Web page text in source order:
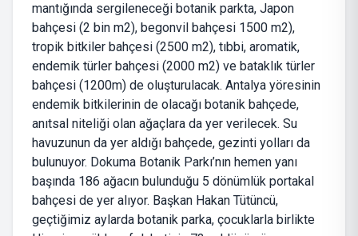
mantığında sergileneceği botanik parkta, Japon
bahçesi (2 bin m2), begonvil bahçesi 1500 m2),
tropik bitkiler bahçesi (2500 m2), tıbbi, aromatik,
endemik türler bahçesi (2000 m2) ve bataklık türler
bahçesi (1200m) de oluşturulacak. Antalya yöresinin
endemik bitkilerinin de olacağı botanik bahçede,
anıtsal niteliği olan ağaçlara da yer verilecek. Su
havuzunun da yer aldığı bahçede, gezinti yolları da
bulunuyor. Dokuma Botanik Parkı’nın hemen yanı
başında 186 ağacın bulunduğu 5 dönümlük portakal
bahçesi de yer alıyor. Başkan Hakan Tütüncü,
geçtiğimiz aylarda botanik parka, çocuklarla birlikte